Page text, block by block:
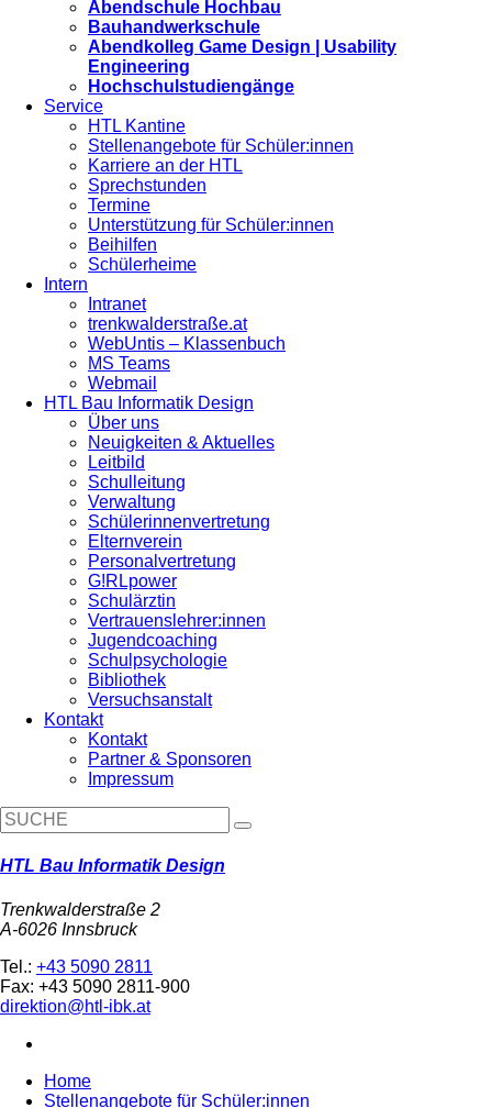
Abendschule Hochbau
Bauhandwerkschule
Abendkolleg Game Design | Usability
Engineering
Hochschulstudiengänge
Service
HTL Kantine
Stellenangebote für Schüler:innen
Karriere an der HTL
Sprechstunden
Termine
Unterstützung für Schüler:innen
Beihilfen
Schülerheime
Intern
Intranet
trenkwalderstraße.at
WebUntis – Klassenbuch
MS Teams
Webmail
HTL Bau Informatik Design
Über uns
Neuigkeiten & Aktuelles
Leitbild
Schulleitung
Verwaltung
Schülerinnenvertretung
Elternverein
Personalvertretung
G!RLpower
Schulärztin
Vertrauenslehrer:innen
Jugendcoaching
Schulpsychologie
Bibliothek
Versuchsanstalt
Kontakt
Kontakt
Partner & Sponsoren
Impressum
HTL Bau Informatik Design
Trenkwalderstraße 2
A-6026 Innsbruck
Tel.: +43 5090 2811
Fax: +43 5090 2811-900
direktion@htl-ibk.at
Home
Stellenangebote für Schüler:innen